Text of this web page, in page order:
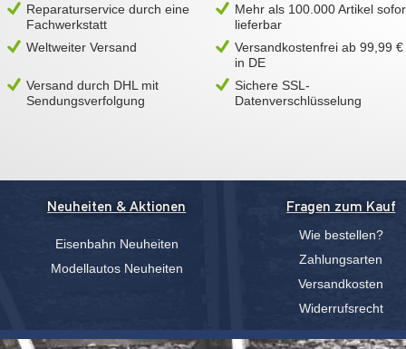
Reparaturservice durch eine
Fachwerkstatt
Mehr als 100.000 Artikel
lieferbar
Weltweiter Versand
Versandkostenfrei ab 99,99 €
in DE
Versand durch DHL mit
Sendungsverfolgung
Sichere SSL-
Datenverschlüsselung
Neuheiten & Aktionen
Eisenbahn Neuheiten
Modellautos Neuheiten
Fragen zum Kauf
Wie bestellen?
Zahlungsarten
Versandkosten
Widerrufsrecht